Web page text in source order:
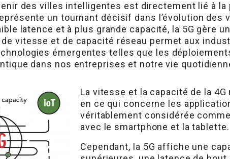
des villes intelligentes est directement lié à
un tournant décisif dans l’évolution
latence et à plus grande capacité, la 5G gère
vitesse et de capacité réseau permet aux
émergentes telles que les
dans nos entreprises et notre vie
La vitesse et la capacité de la
en ce qui concerne les
véritablement considérée
avec le smartphone et la tablette.
Cependant, la 5G affiche une